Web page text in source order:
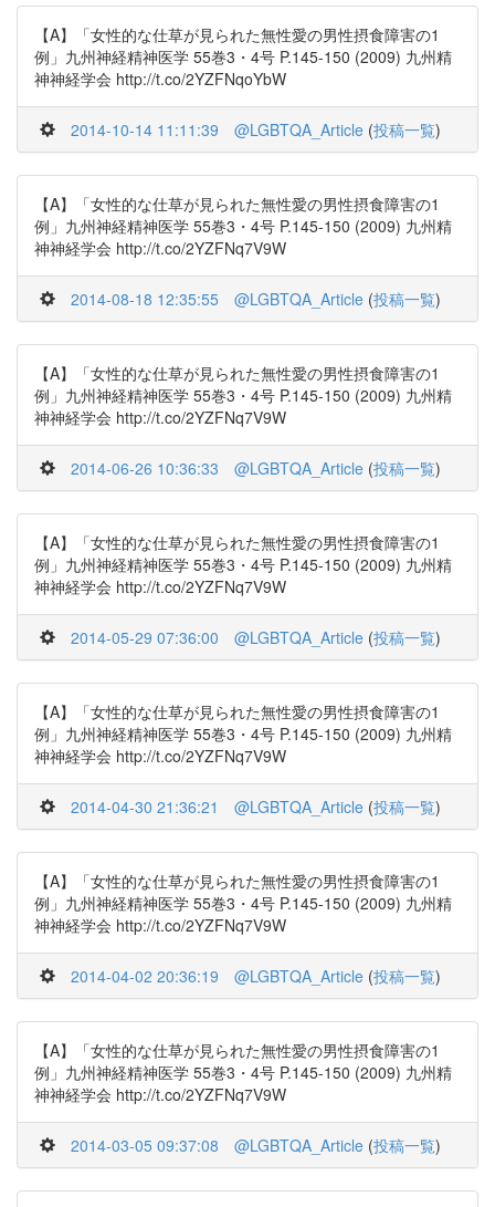
【A】「女性的な仕草が見られた無性愛の男性摂食障害の1
例」九州神経精神医学 55巻3・4号 P.145-150 (2009) 九州精
神神経学会 http://t.co/2YZFNqoYbW
2014-10-14 11:11:39 @LGBTQA_Article (投稿一覧)
【A】「女性的な仕草が見られた無性愛の男性摂食障害の1
例」九州神経精神医学 55巻3・4号 P.145-150 (2009) 九州精
神神経学会 http://t.co/2YZFNq7V9W
2014-08-18 12:35:55 @LGBTQA_Article (投稿一覧)
【A】「女性的な仕草が見られた無性愛の男性摂食障害の1
例」九州神経精神医学 55巻3・4号 P.145-150 (2009) 九州精
神神経学会 http://t.co/2YZFNq7V9W
2014-06-26 10:36:33 @LGBTQA_Article (投稿一覧)
【A】「女性的な仕草が見られた無性愛の男性摂食障害の1
例」九州神経精神医学 55巻3・4号 P.145-150 (2009) 九州精
神神経学会 http://t.co/2YZFNq7V9W
2014-05-29 07:36:00 @LGBTQA_Article (投稿一覧)
【A】「女性的な仕草が見られた無性愛の男性摂食障害の1
例」九州神経精神医学 55巻3・4号 P.145-150 (2009) 九州精
神神経学会 http://t.co/2YZFNq7V9W
2014-04-30 21:36:21 @LGBTQA_Article (投稿一覧)
【A】「女性的な仕草が見られた無性愛の男性摂食障害の1
例」九州神経精神医学 55巻3・4号 P.145-150 (2009) 九州精
神神経学会 http://t.co/2YZFNq7V9W
2014-04-02 20:36:19 @LGBTQA_Article (投稿一覧)
【A】「女性的な仕草が見られた無性愛の男性摂食障害の1
例」九州神経精神医学 55巻3・4号 P.145-150 (2009) 九州精
神神経学会 http://t.co/2YZFNq7V9W
2014-03-05 09:37:08 @LGBTQA_Article (投稿一覧)